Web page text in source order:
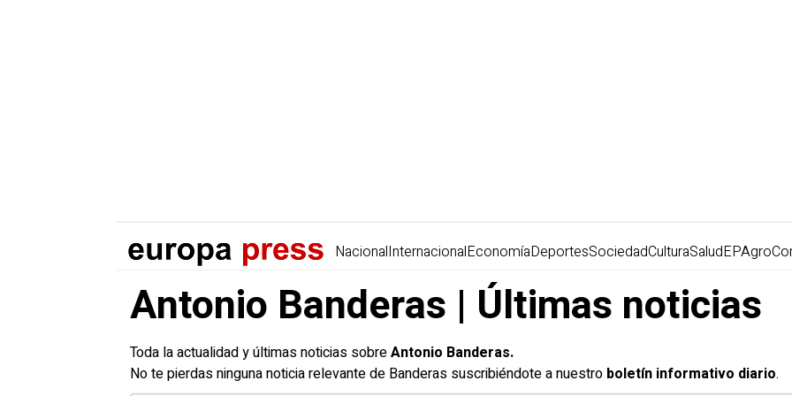
NacionalInternacionalEconomíaDeportesSociedadCulturaSaludEPAgro
Antonio Banderas | Últimas noticias
Toda la actualidad y últimas noticias sobreAntonio Banderas.
No te pierdas ninguna noticia relevante de Banderas suscribiéndote a nuestro boletín informativo diario.